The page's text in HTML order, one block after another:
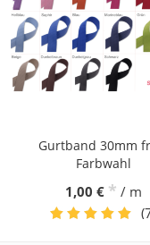
Gurtband 30mm
Farbwahl
1,00 € * / m